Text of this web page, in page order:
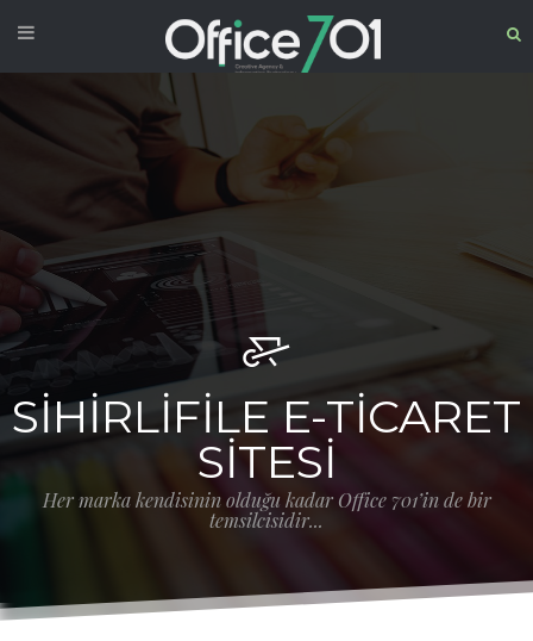
SIHIRLIFILE E-TICARET
SITESI
Her marka kendisinin olduğu kadar Office 701’in de bir
temsilcisidir...